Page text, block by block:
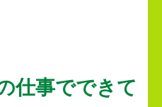
仕事でできて